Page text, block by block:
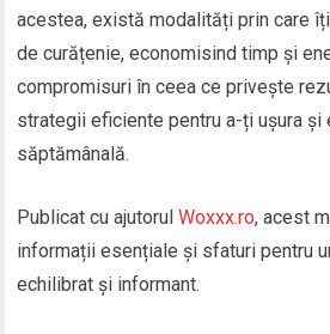
acestea, există modalități prin care
de curățenie, economisind timp și
compromisuri în ceea ce privește
strategii eficiente pentru a-ți ușura și
săptămânală.
Publicat cu ajutorulWoxxx.ro, acest
informații esențiale și sfaturi pentru
echilibrat și informant.